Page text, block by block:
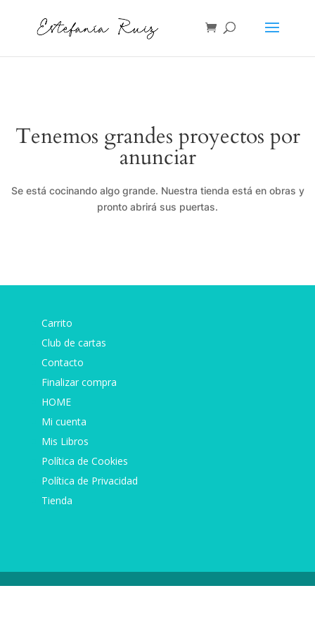
Tenemos grandes proyectos por
anunciar
Se está cocinando algo grande. Nuestra tienda está en obras y
pronto abrirá sus puertas.
Carrito
Club de cartas
Contacto
Finalizar compra
HOME
Mi cuenta
Mis Libros
Política de Cookies
Política de Privacidad
Tienda